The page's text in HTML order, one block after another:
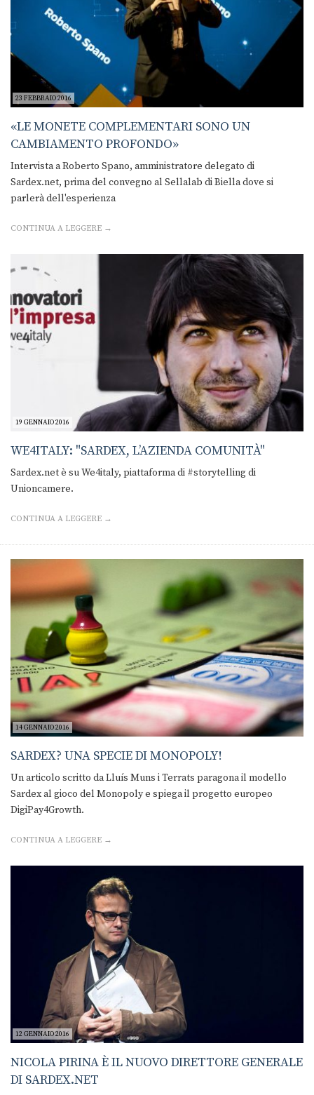
23 FEBBRAIO 2016
«LE MONETE COMPLEMENTARI SONO UN
CAMBIAMENTO PROFONDO»
Intervista a Roberto Spano, amministratore delegato di
Sardex.net, prima del convegno al Sellalab di Biella dove si
parlerà dell'esperienza
CONTINUA A LEGGERE →
19 GENNAIO 2016
WE4ITALY: "SARDEX, L’AZIENDA COMUNITÀ"
Sardex.net è su We4italy, piattaforma di #storytelling di
Unioncamere.
CONTINUA A LEGGERE →
14 GENNAIO 2016
SARDEX? UNA SPECIE DI MONOPOLY!
Un articolo scritto da Lluís Muns i Terrats paragona il modello
Sardex al gioco del Monopoly e spiega il progetto europeo
DigiPay4Growth.
CONTINUA A LEGGERE →
12 GENNAIO 2016
NICOLA PIRINA È IL NUOVO DIRETTORE GENERALE
DI SARDEX.NET